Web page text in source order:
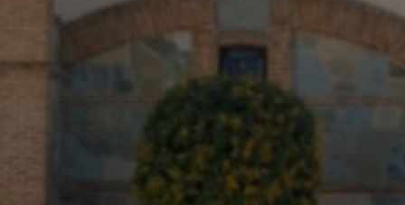
5
6
3
4
5
6
9
0